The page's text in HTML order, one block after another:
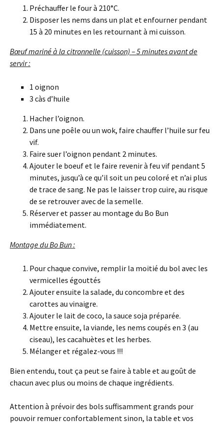
Préchauffer le four à 210°C.
Disposer les nems dans un plat et enfourner pendant
15 à 20 minutes en les retournant à mi cuisson.
Bœuf mariné à la citronnelle (cuisson) – 5 minutes avant de
servir :
1 oignon
3 càs d’huile
Hacher l’oignon.
Dans une poêle ou un wok, faire chauffer l’huile sur feu
vif.
Faire suer l’oignon pendant 2 minutes.
Ajouter le boeuf et le faire revenir à feu vif pendant 5
minutes, jusqu’à ce qu’il soit un peu coloré et n’ai plus
de trace de sang. Ne pas le laisser trop cuire, au risque
de se retrouver avec de la semelle.
Réserver et passer au montage du Bo Bun
immédiatement.
Montage du Bo Bun :
Pour chaque convive, remplir la moitié du bol avec les
vermicelles égouttés
Ajouter ensuite la salade, du concombre et des
carottes au vinaigre.
Ajouter le lait de coco, la sauce soja préparée.
Mettre ensuite, la viande, les nems coupés en 3 (au
ciseau), les cacahuètes et les herbes.
Mélanger et régalez-vous !!!
Bien entendu, tout ça peut se faire à table et au goût de
chacun avec plus ou moins de chaque ingrédients.
Attention à prévoir des bols suffisamment grands pour
pouvoir remuer confortablement sinon, la table et vos